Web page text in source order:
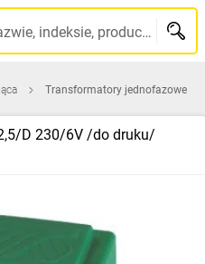
Szukaj po nazwie, indeksie, producencie, kodzie kreskowym...
Transformatory jednofazowe
D 230/6V /do druku/